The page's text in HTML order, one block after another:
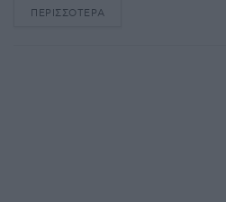
ΠΕΡΙΣΣΌΤΕΡΑ